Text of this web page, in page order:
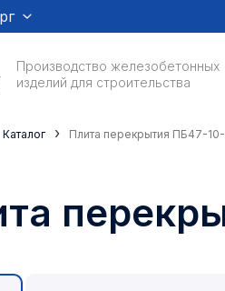
Производство железобетонных
изделий для строительства
Каталог › Плита перекрытия ПБ47-